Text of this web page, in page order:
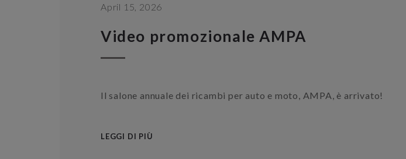
April 15, 2026
Video promozionale AMPA
Il salone annuale dei ricambi per auto e moto, AMPA, è arrivato!
LEGGI DI PIÙ